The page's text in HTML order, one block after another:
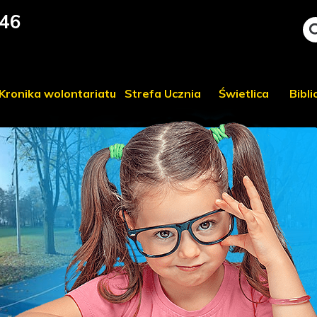
Kronika wolontariatu Strefa Ucznia Świetlica